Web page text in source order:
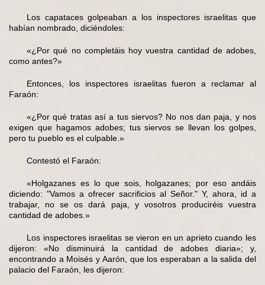
Los capataces golpeaban a los inspectores israelitas que
habían nombrado, diciéndoles:
«¿Por qué no completáis hoy vuestra cantidad de adobes,
como antes?»
Entonces, los inspectores israelitas fueron a reclamar al
Faraón:
«¿Por qué tratas así a tus siervos? No nos dan paja, y nos
exigen que hagamos adobes; tus siervos se llevan los golpes,
pero tu pueblo es el culpable.»
Contestó el Faraón:
«Holgazanes es lo que sois, holgazanes; por eso andáis
diciendo: "Vamos a ofrecer sacrificios al Señor." Y, ahora, id a
trabajar, no se os dará paja, y vosotros produciréis vuestra
cantidad de adobes.»
Los inspectores israelitas se vieron en un aprieto cuando les
dijeron: «No disminuirá la cantidad de adobes diaria»; y,
encontrando a Moisés y Aarón, que los esperaban a la salida del
palacio del Faraón, les dijeron: